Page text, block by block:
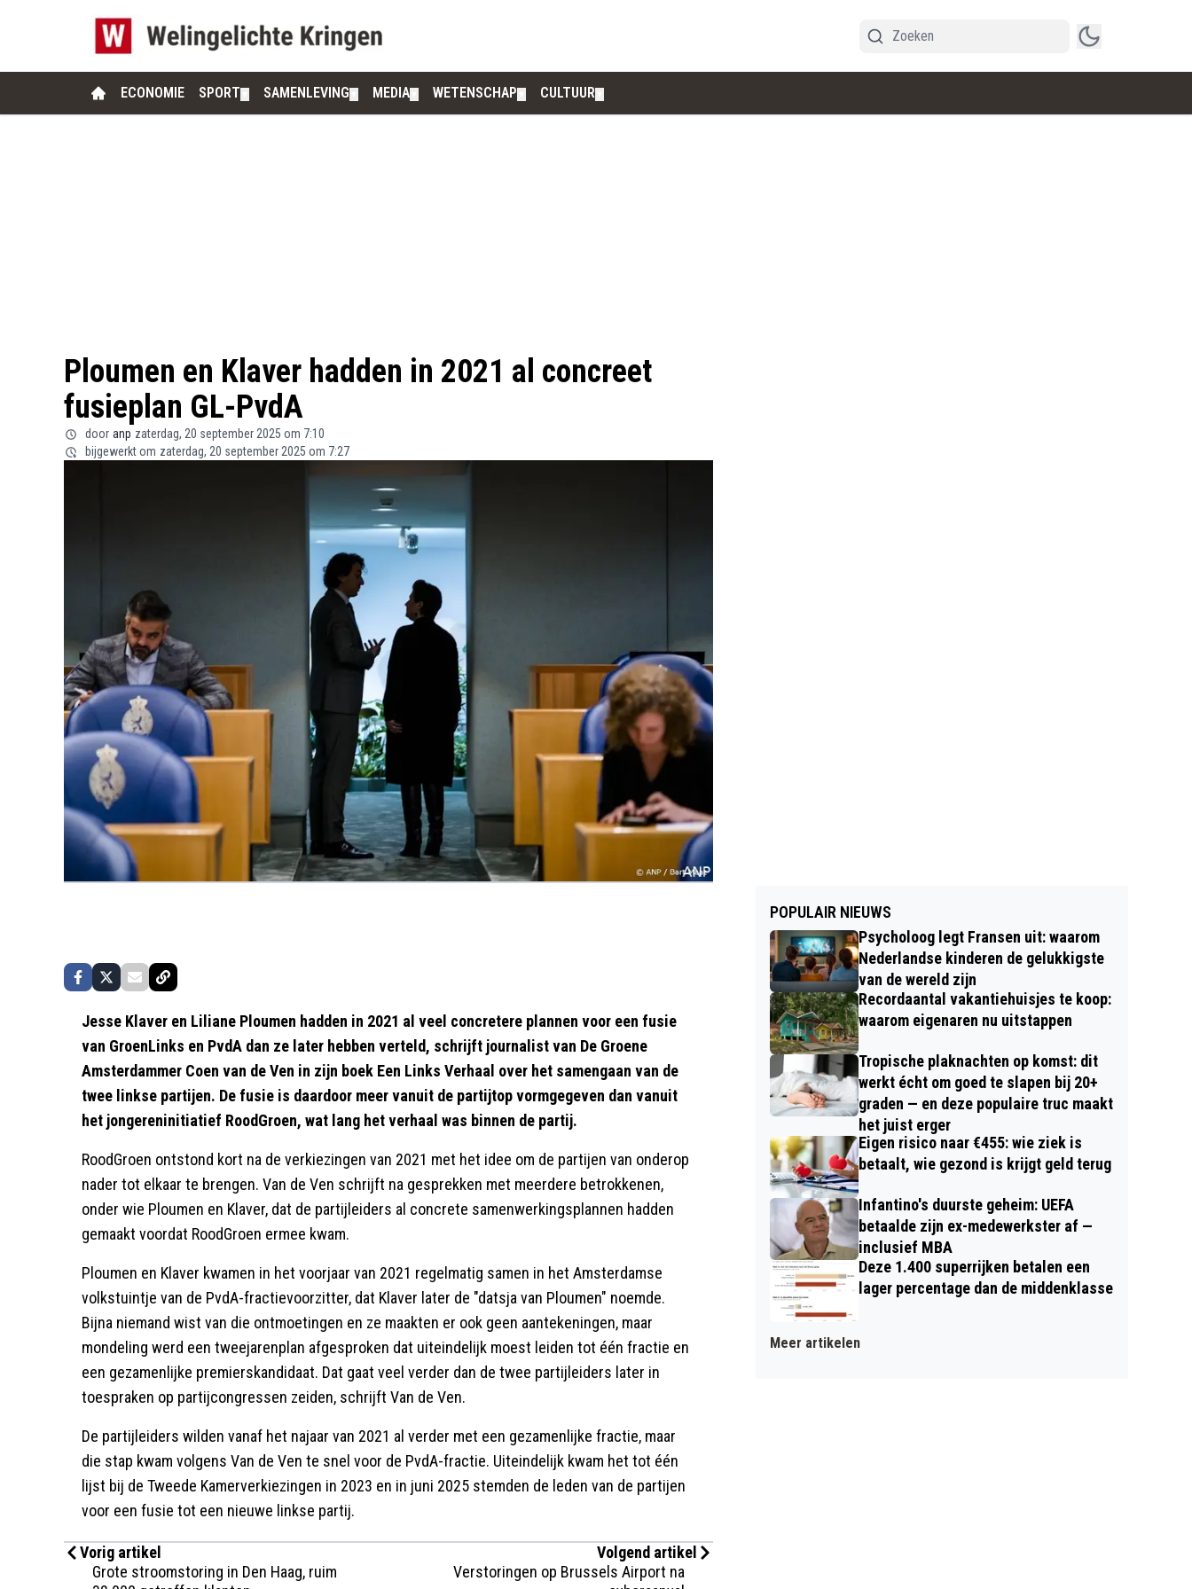
ECONOMIE SPORT SAMENLEVING MEDIA WETENSCHAP CULTUUR
Ploumen en Klaver hadden in 2021 al concreet
fusieplan GL-PvdA
door anp zaterdag, 20 september 2025 om 7:10
bijgewerkt om zaterdag, 20 september 2025 om 7:27
Jesse Klaver en Liliane Ploumen hadden in 2021 al veel concretere plannen voor een fusie
van GroenLinks en PvdA dan ze later hebben verteld, schrijft journalist van De Groene
Amsterdammer Coen van de Ven in zijn boek Een Links Verhaal over het samengaan van de
twee linkse partijen. De fusie is daardoor meer vanuit de partijtop vormgegeven dan vanuit
het jongereninitiatief RoodGroen, wat lang het verhaal was binnen de partij.
RoodGroen ontstond kort na de verkiezingen van 2021 met het idee om de partijen van onderop
nader tot elkaar te brengen. Van de Ven schrijft na gesprekken met meerdere betrokkenen,
onder wie Ploumen en Klaver, dat de partijleiders al concrete samenwerkingsplannen hadden
gemaakt voordat RoodGroen ermee kwam.
Ploumen en Klaver kwamen in het voorjaar van 2021 regelmatig samen in het Amsterdamse
volkstuintje van de PvdA-fractievoorzitter, dat Klaver later de "datsja van Ploumen" noemde.
Bijna niemand wist van die ontmoetingen en ze maakten er ook geen aantekeningen, maar
mondeling werd een tweejarenplan afgesproken dat uiteindelijk moest leiden tot één fractie en
een gezamenlijke premierskandidaat. Dat gaat veel verder dan de twee partijleiders later in
toespraken op partijcongressen zeiden, schrijft Van de Ven.
De partijleiders wilden vanaf het najaar van 2021 al verder met een gezamenlijke fractie, maar
die stap kwam volgens Van de Ven te snel voor de PvdA-fractie. Uiteindelijk kwam het tot één
lijst bij de Tweede Kamerverkiezingen in 2023 en in juni 2025 stemden de leden van de partijen
voor een fusie tot een nieuwe linkse partij.
Vorig artikel
Grote stroomstoring in Den Haag, ruim
Volgend artikel
Verstoringen op Brussels Airport na
POPULAIR NIEUWS
Psycholoog legt Fransen uit: waarom
Nederlandse kinderen de gelukkigste
van de wereld zijn
Recordaantal vakantiehuisjes te koop:
waarom eigenaren nu uitstappen
Tropische plaknachten op komst: dit
werkt écht om goed te slapen bij 20+
graden — en deze populaire truc maakt
het juist erger
Eigen risico naar €455: wie ziek is
betaalt, wie gezond is krijgt geld terug
Infantino's duurste geheim: UEFA
betaalde zijn ex-medewerkster af —
inclusief MBA
Deze 1.400 superrijken betalen een
lager percentage dan de middenklasse
Meer artikelen